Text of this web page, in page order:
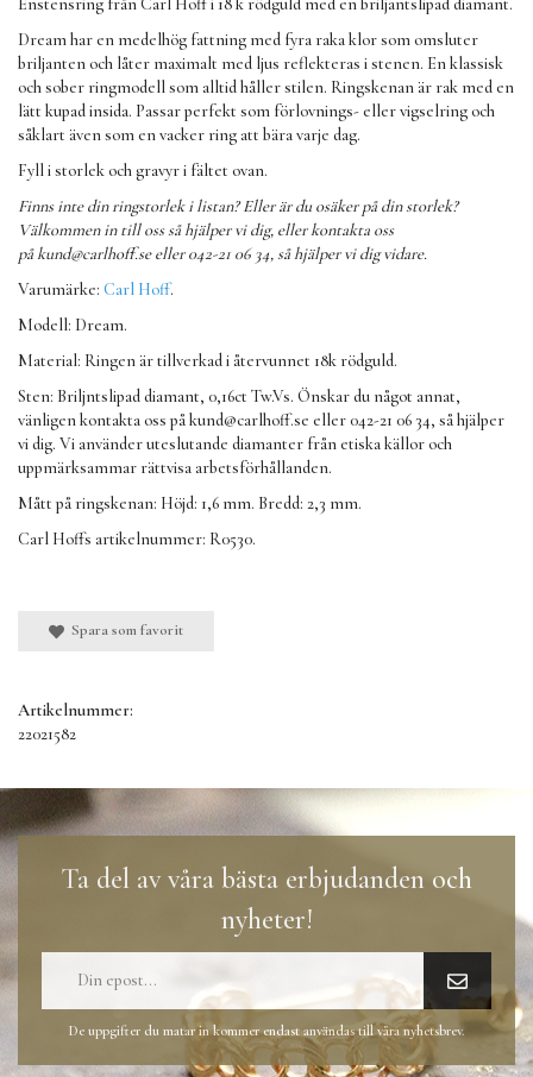
Enstensring från Carl Hoff i 18 k rödguld med en briljantslipad diamant.
Dream har en medelhög fattning med fyra raka klor som omsluter
briljanten och låter maximalt med ljus reflekteras i stenen. En klassisk
och sober ringmodell som alltid håller stilen. Ringskenan är rak med en
lätt kupad insida. Passar perfekt som förlovnings- eller vigselring och
såklart även som en vacker ring att bära varje dag.
Fyll i storlek och gravyr i fältet ovan.
Finns inte din ringstorlek i listan? Eller är du osäker på din storlek?
Välkommen in till oss så hjälper vi dig, eller kontakta oss
påkund@carlhoff.seeller 042-21 06 34, så hjälper vi dig vidare.
Varumärke: Carl Hoff.
Modell: Dream.
Material: Ringen är tillverkad i återvunnet 18k rödguld.
Sten: Briljntslipad diamant, 0,16ct Tw.Vs. Önskar du något annat,
vänligen kontakta oss påkund@carlhoff.se eller 042-21 06 34, så hjälper
vi dig. Vi använder uteslutande diamanter från etiska källor och
uppmärksammar rättvisa arbetsförhållanden.
Mått på ringskenan: Höjd: 1,6 mm. Bredd: 2,3 mm.
Carl Hoffs artikelnummer: R0530.
Spara som favorit
Artikelnummer:
22021582
Ta del av våra bästa erbjudanden och
nyheter!
De uppgifter du matar in kommer endast användas till våra nyhetsbrev.